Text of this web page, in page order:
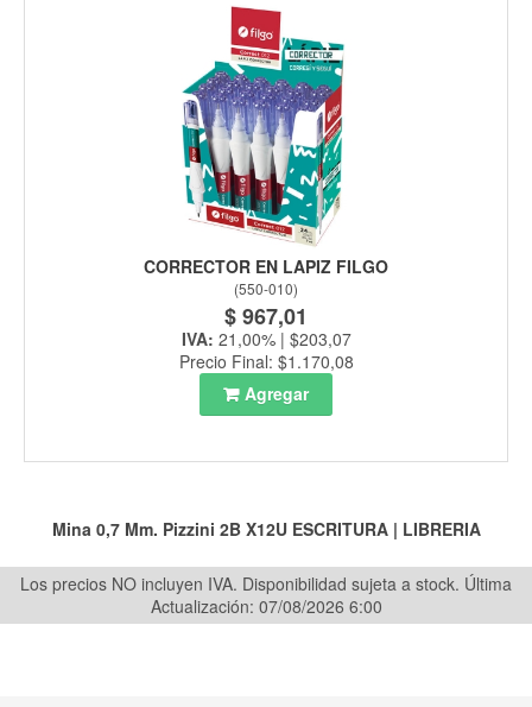
CORRECTOR EN LAPIZ FILGO
(550-010)
$ 967,01
IVA: 21,00% | $203,07
Precio Final: $1.170,08
Agregar
Mina 0,7 Mm. Pizzini 2B X12U ESCRITURA| LIBRERIA
Los precios NO incluyen IVA. Disponibilidad sujeta a stock. Última
Actualización: 07/08/2026 6:00